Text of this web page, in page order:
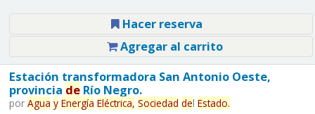
Hacer reserva
Agregar al carrito
Estación transformadora San Antonio Oeste,
provincia deRío Negro.
por Agua y Energía Eléctrica, Sociedad del Estado.